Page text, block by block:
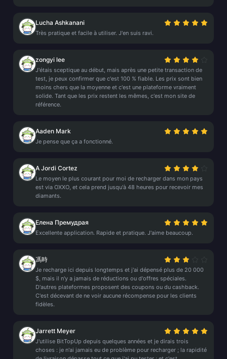
Lucha Ashkanani
Très pratique et facile à utiliser. J'en suis ravi.
zongyi lee
J'étais sceptique au début, mais après une petite transaction de
test, je peux confirmer que c'est 100 % fiable. Les prix sont bien
moins chers que la moyenne et c'est une plateforme vraiment
solide. Tant que les prix restent les mêmes, c'est mon site de
référence.
Aaden Mark
Je pense que ça a fonctionné.
A Jordi Cortez
Le moyen le plus courant pour moi de recharger dans mon pays
est via OXXO, et cela prend jusqu'à 48 heures pour recevoir mes
diamants.
Елена Премудрая
Excellente application. Rapide et pratique. J'aime beaucoup.
馮時
Je recharge ici depuis longtemps et j'ai dépensé plus de 20 000
$, mais il n'y a jamais de réductions ou d'offres spéciales.
D'autres plateformes proposent des coupons ou du cashback.
C'est décevant de ne voir aucune récompense pour les clients
fidèles.
Jarrett Meyer
J'utilise BitTopUp depuis quelques années et je dirais trois
choses : je n'ai jamais eu de problème pour recharger ; la rapidité